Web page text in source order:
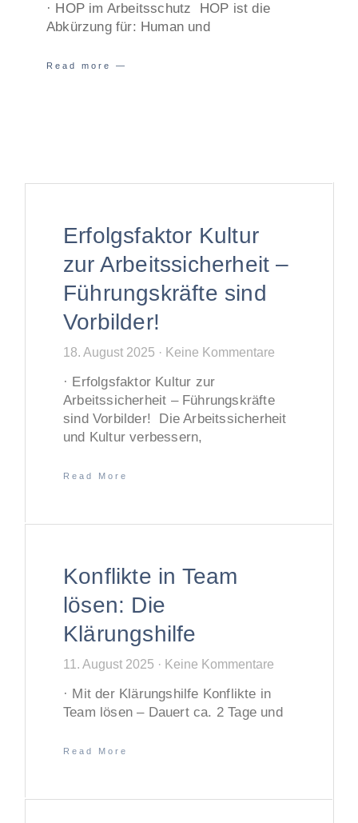
· HOP im Arbeitsschutz HOP ist die
Abkürzung für: Human und
Read more —
Erfolgsfaktor Kultur
zur Arbeitssicherheit –
Führungskräfte sind
Vorbilder!
18. August 2025 Keine Kommentare
· Erfolgsfaktor Kultur zur
Arbeitssicherheit – Führungskräfte
sind Vorbilder! Die Arbeitssicherheit
und Kultur verbessern,
Read More
Konflikte in Team
lösen: Die
Klärungshilfe
11. August 2025 Keine Kommentare
· Mit der Klärungshilfe Konflikte in
Team lösen – Dauert ca. 2 Tage und
Read More